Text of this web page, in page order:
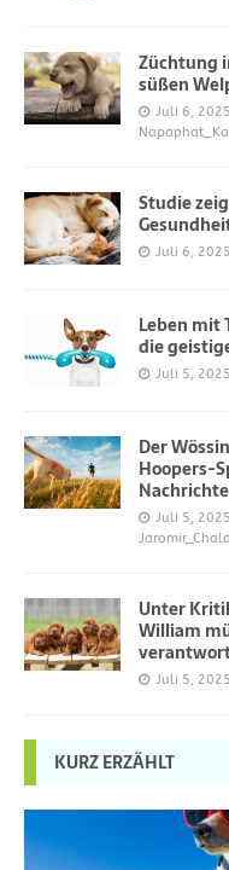
Züchtung
süßen
Juli 6, 2025
Studie
Juli 6, 2025
Leben mit
die
Juli 5, 2025
Der
Hoopers-
Juli 5, 2025
Unter
William
Juli 5, 2025
KURZ ERZÄHLT